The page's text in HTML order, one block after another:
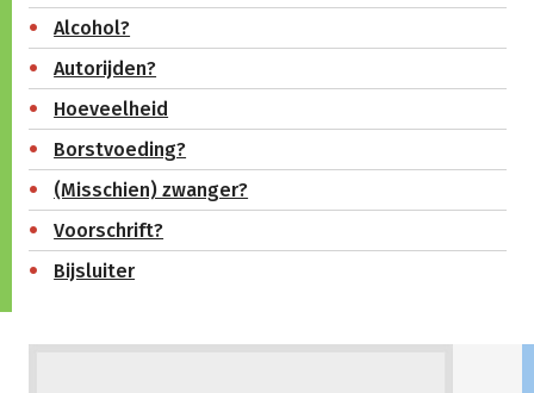
Alcohol?
Autorijden?
Hoeveelheid
Borstvoeding?
(Misschien) zwanger?
Voorschrift?
Bijsluiter